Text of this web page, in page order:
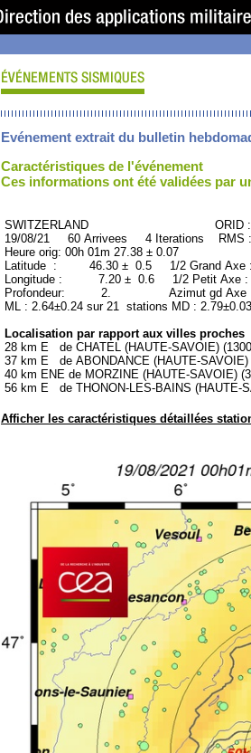
Evénement extrait du bulletin
Caractéristiques de l'événement
Ces informations ont été validées par
SWITZERLAND ORID :
19/08/21 60 Arrivees 4 Iterations RMS
Heure orig: 00h 01m 27.38 ± 0.07
Latitude : 46.30 ± 0.5 1/2 Grand
Longitude : 7.20 ± 0.6 1/2 Petit Axe
Profondeur: 2. Azimut gd Axe :
ML : 2.64±0.24 sur 21 stations MD :
Localisation par rapport aux villes proches
28 km E de CHATEL (HAUTE-SAVOIE)
37 km E de ABONDANCE (HAUTE-SAVOIE)
40 km ENE de MORZINE (HAUTE-SAVOIE)
56 km E de THONON-LES-BAINS (HAUTE-
Afficher les caractéristiques détaillées